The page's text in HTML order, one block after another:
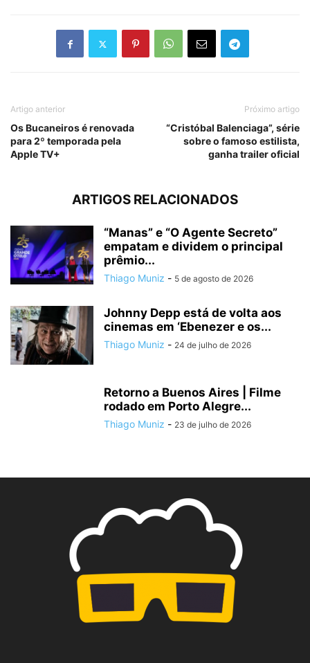
Artigo anterior
Os Bucaneiros é renovada
para 2º temporada pela
Apple TV+
Próximo artigo
“Cristóbal Balenciaga”, série
sobre o famoso estilista,
ganha trailer oficial
ARTIGOS RELACIONADOS
“Manas” e “O Agente Secreto”
empatam e dividem o principal
prêmio...
Thiago Muniz - 5 de agosto de 2026
Johnny Depp está de volta aos
cinemas em ‘Ebenezer e os...
Thiago Muniz - 24 de julho de 2026
Retorno a Buenos Aires | Filme
rodado em Porto Alegre...
Thiago Muniz - 23 de julho de 2026